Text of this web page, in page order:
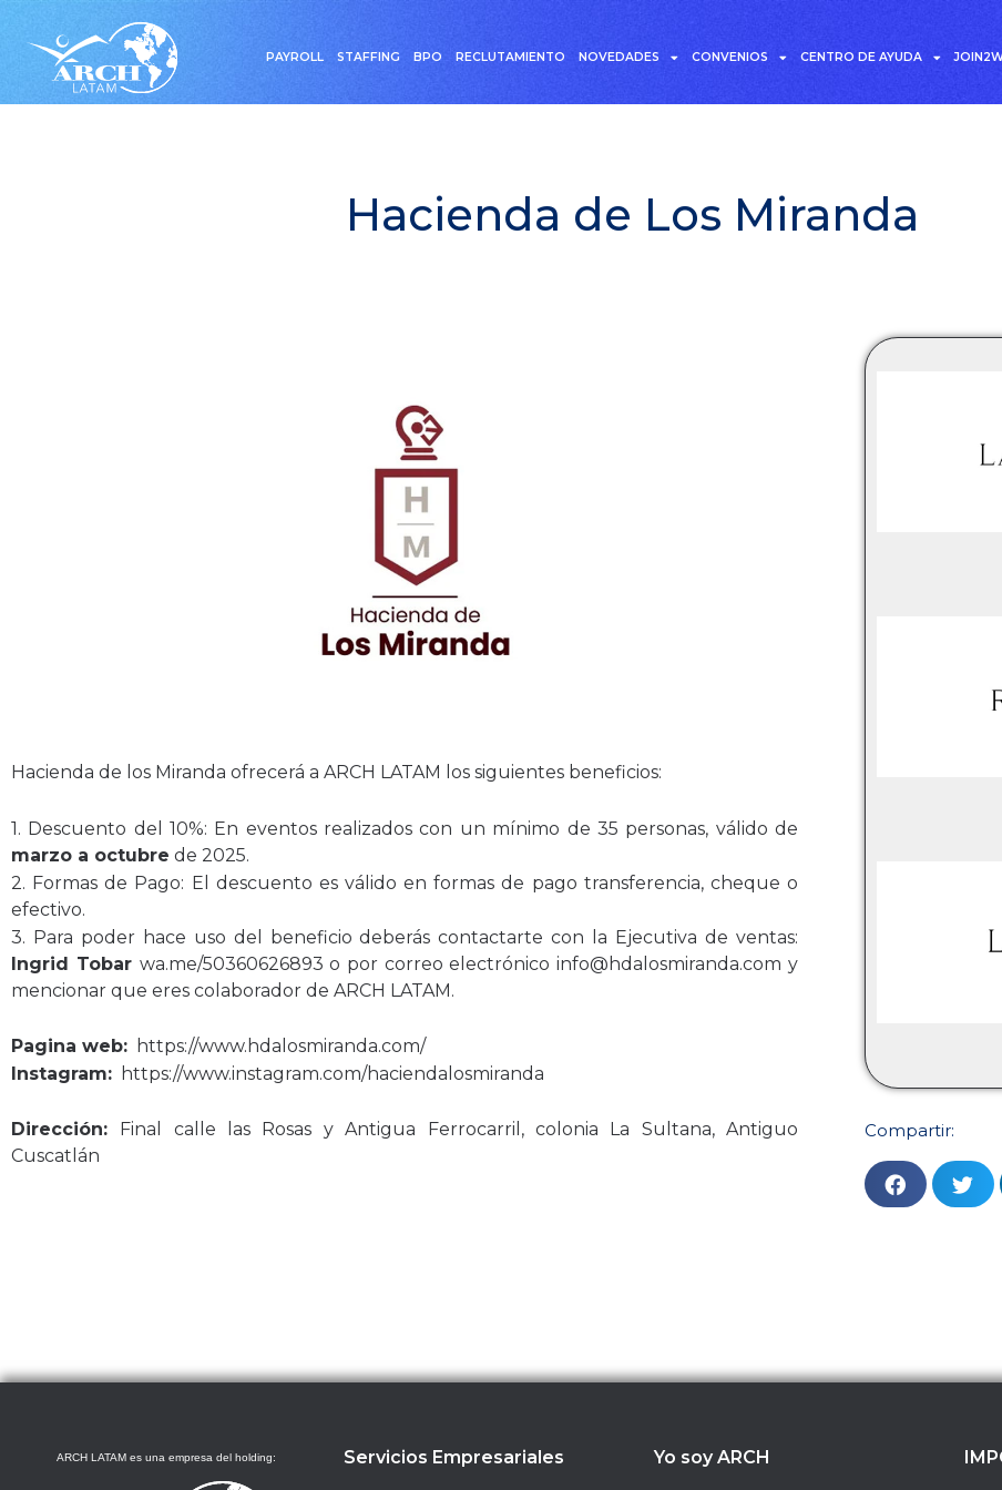
PAYROLL STAFFING BPO RECLUTAMIENTO NOVEDADES CONVENIOS CENTRO DE AYUDA
Hacienda de Los Miranda
Hacienda de los Miranda ofrecerá a ARCH LATAM los siguientes beneficios:
1. Descuento del 10%: En eventos realizados con un mínimo de 35 personas, válido de
marzo a octubre de 2025.
2. Formas de Pago: El descuento es válido en formas de pago transferencia, cheque o
efectivo.
3. Para poder hace uso del beneficio deberás contactarte con la Ejecutiva de ventas:
Ingrid Tobar wa.me/50360626893 o por correo electrónicoinfo@hdalosmiranda.com y
mencionar que eres colaborador de ARCH LATAM.
Pagina web: https://www.hdalosmiranda.com/
Instagram: https://www.instagram.com/haciendalosmiranda
Dirección:
Final calle las Rosas y Antigua Ferrocarril, colonia La Sultana, Antiguo
Cuscatlán
Compartir:
ARCH LATAM es una empresa del holding: Servicios Empresariales Yo soy ARCH